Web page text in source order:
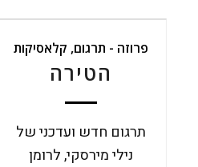
פרוזה - תרגום, קלאסיקות
הטירה
תרגום חדש ועדכני של
נילי מירסקי, לרומן